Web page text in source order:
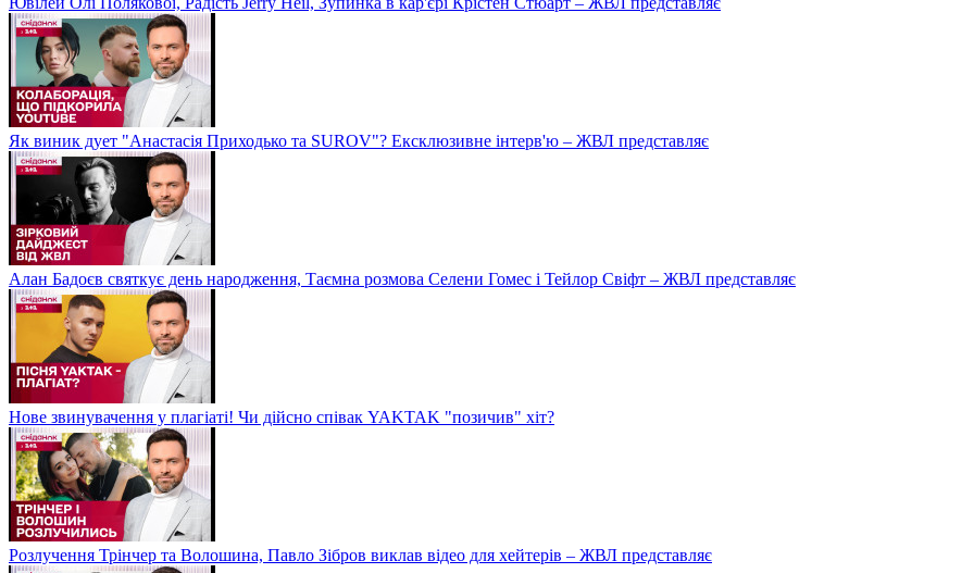
Як виник дует "Анастасія Приходько та SUROV"? Ексклюзивне інтерв'ю – ЖВЛ представляє
Алан Бадоєв святкує день народження, Таємна розмова Селени Гомес і Тейлор Свіфт – ЖВЛ представляє
Нове звинувачення у плагіаті! Чи дійсно співак YAKTAK "позичив" хіт?
Розлучення Трінчер та Волошина, Павло Зібров виклав відео для хейтерів – ЖВЛ представляє